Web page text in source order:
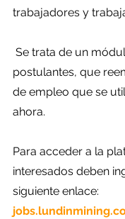
trabajadores y
postulantes, que
de empleo que se
ahora.
Para acceder a la
interesados deben
siguiente enlace: